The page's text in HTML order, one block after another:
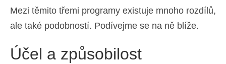
Français(Francouzština)
Ελληνικά (Řečtina
Mezi těmito třemi programy existuje mnoho rozdílů,
ale také podobností. Podívejme se na ně blíže.
Účel a způsobilost